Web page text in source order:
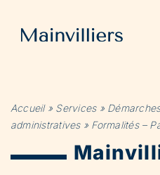
contenu
Accueil» Services»
administratives» Formalités –